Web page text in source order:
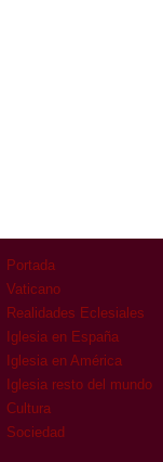
Portada
Vaticano
Realidades Eclesiales
Iglesia en España
Iglesia en América
Iglesia resto del mundo
Cultura
Sociedad